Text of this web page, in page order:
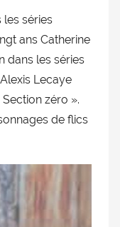
les séries
ans Catherine
dans les séries
Lecaye
zéro ».
de flics